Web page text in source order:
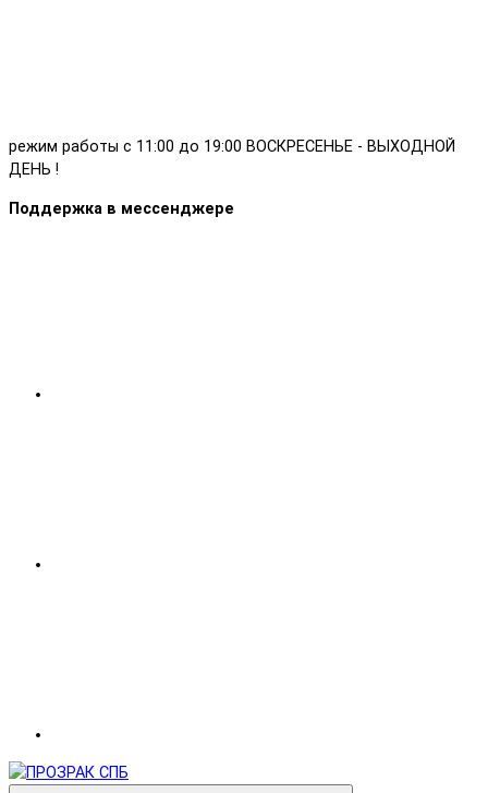
режим работы с 11:00 до 19:00 ВОСКРЕСЕНЬЕ - ВЫХОДНОЙ
ДЕНЬ !
Поддержка в мессенджере